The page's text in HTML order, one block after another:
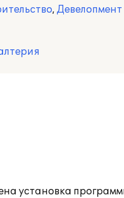
, Девелопмент
установка